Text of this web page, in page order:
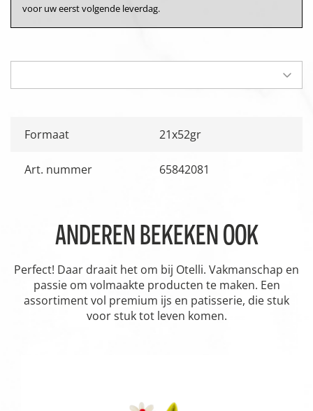
voor uw eerst volgende leverdag.
Formaat 21x52gr
Art. nummer 65842081
ANDEREN BEKEKEN OOK
Perfect! Daar draait het om bij Otelli. Vakmanschap en
passie om volmaakte producten te maken. Een
assortiment vol premium ijs en patisserie, die stuk
voor stuk tot leven komen.